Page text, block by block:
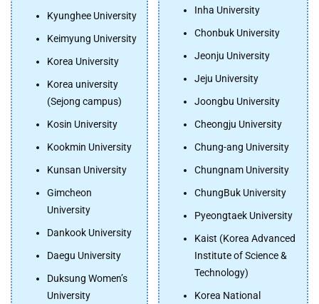
Kyunghee University
Keimyung University
Korea University
Korea university
(Sejong campus)
Kosin University
Kookmin University
Kunsan University
Gimcheon
University
Dankook University
Daegu University
Duksung Women’s
University
Inha University
Chonbuk University
Jeonju University
Jeju University
Joongbu University
Cheongju University
Chung-ang University
Chungnam University
ChungBuk University
Pyeongtaek University
Kaist (Korea Advanced
Institute of Science &
Technology)
Korea National